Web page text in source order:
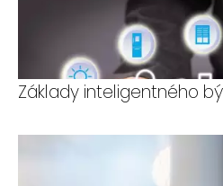
Základy inteligentného